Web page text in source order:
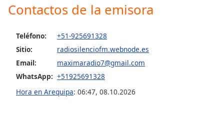
Contactos de la emisora
Teléfono:
+51-925691328
Sitio:
radiosilenciofm.webnode.es
Email:
maximaradio7@gmail.com
WhatsApp: +51925691328
Hora en Arequipa: 06:47, 08.10.2026